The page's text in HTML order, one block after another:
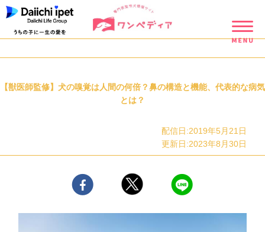
【獣医師監修】犬の嗅覚は人間の何倍？鼻の構造と機能、代表的な病気
とは？
配信日:2019年5月21日
更新日:2023年8月30日